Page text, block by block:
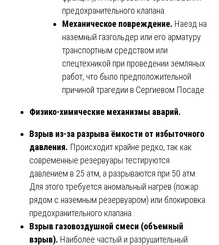
предохранительного клапана.
Механическое повреждение. Наезд на
наземный газгольдер или его арматуру
транспортным средством или
спецтехникой при проведении земляных
работ, что было предположительной
причиной трагедии в Сергиевом Посаде .
Физико-химические механизмы аварий.
Взрыв из-за разрыва ёмкости от избыточного
давления. Происходит крайне редко, так как
современные резервуары тестируются
давлением в 25 атм, а разрываются при 50 атм.
Для этого требуется аномальный нагрев (пожар
рядом с наземным резервуаром) или блокировка
предохранительного клапана .
Взрыв газовоздушной смеси (объемный
взрыв). Наиболее частый и разрушительный